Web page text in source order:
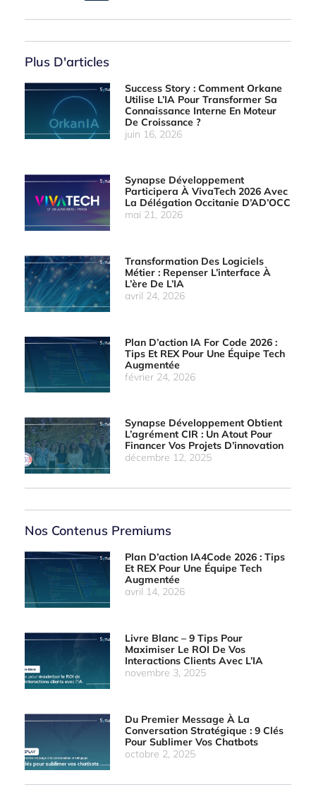
Plus D'articles
Success Story : Comment Orkane
Utilise L’IA Pour Transformer Sa
Connaissance Interne En Moteur
De Croissance ?
juin 16, 2026
Synapse Développement
Participera À VivaTech 2026 Avec
La Délégation Occitanie D’AD’OCC
mai 21, 2026
Transformation Des Logiciels
Métier : Repenser L’interface À
L’ère De L’IA
avril 24, 2026
Plan D’action IA For Code 2026 :
Tips Et REX Pour Une Équipe Tech
Augmentée
février 24, 2026
Synapse Développement Obtient
L’agrément CIR : Un Atout Pour
Financer Vos Projets D’innovation
décembre 12, 2025
Nos Contenus Premiums
Plan D’action IA4Code 2026 : Tips
Et REX Pour Une Équipe Tech
Augmentée
avril 14, 2026
Livre Blanc – 9 Tips Pour
Maximiser Le ROI De Vos
Interactions Clients Avec L’IA
novembre 3, 2025
Du Premier Message À La
Conversation Stratégique : 9 Clés
Pour Sublimer Vos Chatbots
octobre 2, 2025